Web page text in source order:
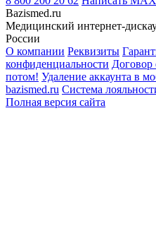
Bazismed.ru
Медицинский интернет-
России
О компании Реквизиты
конфиденциальности Договор
потом! Удаление аккаунта в
bazismed.ru Система
Полная версия сайта